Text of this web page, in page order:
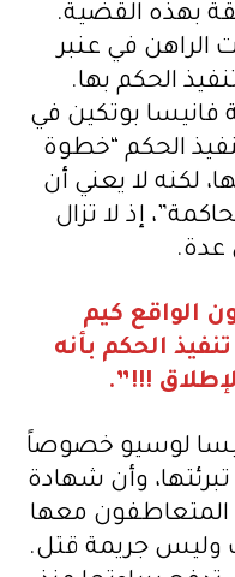
بهذه القضية.
الراهن في عنبر
الحكم بها.
فانيسا بوتكين في
الحكم “خطوة
لكنه لا يعني أن
إذ لا تزال
عدة.
الواقع كيم
الحكم بأنه
!!!”.
لوسيو خصوصاً
وأن شهادة
المتعاطفون معها
وليس جريمة قتل.